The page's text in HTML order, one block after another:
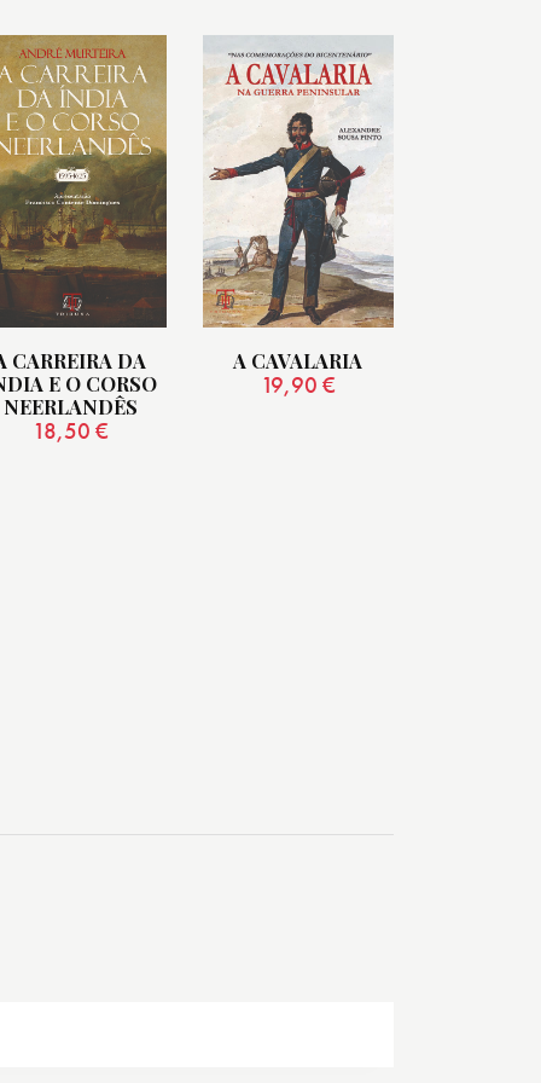
CARREIRA DA
E O CORSO
NEERLANDÊS
18,50 €
A CAVALARIA
19,90 €